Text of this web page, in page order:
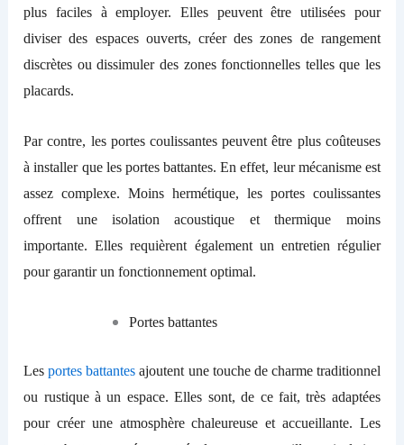
plus facilesàemployer. Elles peuvent être utilisées pour
diviser des espaces ouverts, créer des zones de rangement
discrètes ou dissimuler des zones fonctionnelles telles que les
placards.
Par contre, les portes coulissantes peuventêtre plus coûteuses
à installer que les portes battantes.En effet, leur mécanisme est
assez complexe. Moins hermétique, les portes coulissantes
offrent une isolation acoustique et thermique moins
importante. Elles requièrent également un entretien régulier
pour garantir un fonctionnement optimal.
Portes battantes
Lesportes battantes ajoutent une touche de charme traditionnel
ou rustique à un espace.Elles sont, de ce fait, très adaptées
pour créer une atmosphère chaleureuse et accueillante. Les